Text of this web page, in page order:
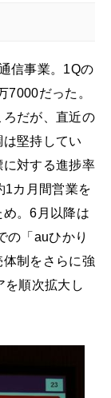
信事業。1Qの
7000だった。
ろだが、直近の
堅持してい
に対する進捗率
1カ月間営業を
。6月以降は
の「auひかり
制をさらに強
を順次拡大し